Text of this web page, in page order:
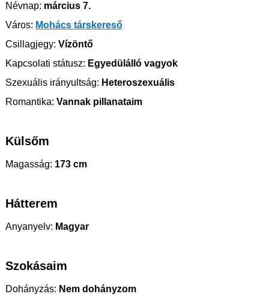
Névnap: március 7.
Város: Mohács társkereső
Csillagjegy: Vízöntő
Kapcsolati státusz: Egyedülálló vagyok
Szexuális irányultság: Heteroszexuális
Romantika: Vannak pillanataim
Külsőm
Magasság: 173 cm
Hátterem
Anyanyelv: Magyar
Szokásaim
Dohányzás: Nem dohányzom